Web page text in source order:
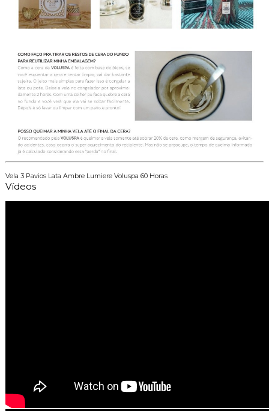
Vela 3 Pavios Lata Ambre Lumiere Voluspa 60 Horas
Vídeos